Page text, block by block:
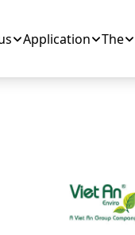
Application The